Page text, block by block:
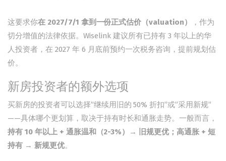
这要求你在 2027/7/1 拿到一份正式估价（valuation）
，作为
切分增值的法律依据。Wiselink 建议所有已持有 3 年以上的华
人投资者，在 2027 年 6 月底前预约一次税务咨询 ，提前规划估
价。
新房投资者的额外选项
买新房的投资者可以选择”继续用旧的 50% 折扣”或”采用新规”
——具体哪个更划算，取决于持有时长和通胀走势。一般而言，
持有 10 年以上 + 通胀温和（2-3%）→ 旧规更优；高通胀 + 短
持有 → 新规更优。